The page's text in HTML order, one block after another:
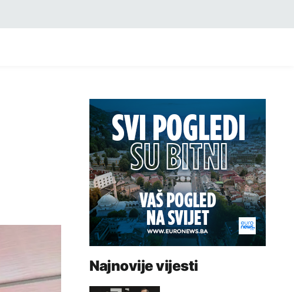
Najnovije vijesti